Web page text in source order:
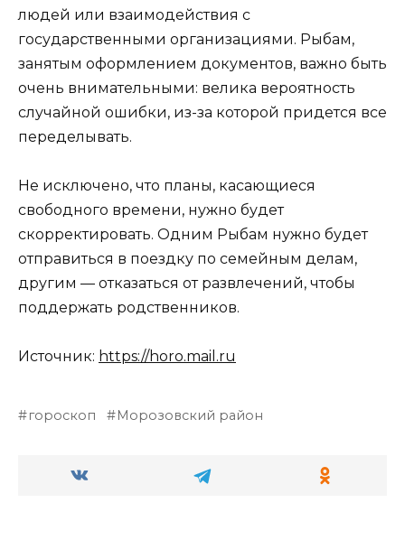
людей или взаимодействия с
государственными организациями. Рыбам,
занятым оформлением документов, важно быть
очень внимательными: велика вероятность
случайной ошибки, из-за которой придется все
переделывать.
Не исключено, что планы, касающиеся
свободного времени, нужно будет
скорректировать. Одним Рыбам нужно будет
отправиться в поездку по семейным делам,
другим — отказаться от развлечений, чтобы
поддержать родственников.
Источник: https://horo.mail.ru
гороскоп Морозовский район